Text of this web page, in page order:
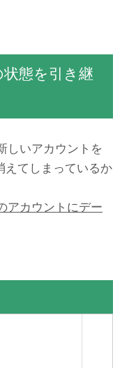
態を引き継
しいアカウントを
えてしまっているか
アカウントにデー